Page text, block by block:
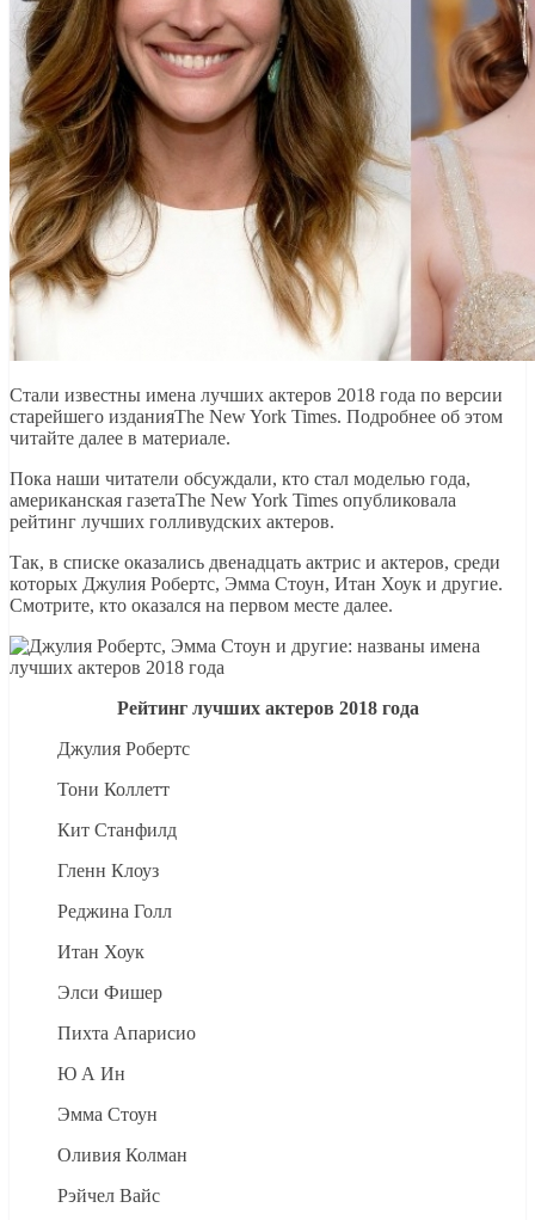
Стали известны имена лучших актеров 2018 года по версии
старейшего изданияThe New York Times. Подробнее об этом
читайте далее в материале.
Пока наши читатели обсуждали, кто стал моделью года,
американская газетаThe New York Times опубликовала
рейтинг лучших голливудских актеров.
Так, в списке оказались двенадцать актрис и актеров, среди
которых Джулия Робертс, Эмма Стоун, Итан Хоук и другие.
Смотрите, кто оказался на первом месте далее.
Рейтинг лучших актеров 2018 года
Джулия Робертс
Тони Коллетт
Кит Станфилд
Гленн Клоуз
Реджина Голл
Итан Хоук
Элси Фишер
Пихта Апарисио
Ю А Ин
Эмма Стоун
Оливия Колман
Рэйчел Вайс